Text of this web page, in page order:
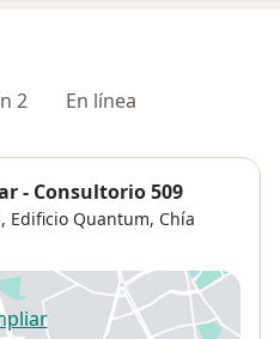
2 En línea
- Consultorio 509
Edificio Quantum, Chía
se abre en una nueva